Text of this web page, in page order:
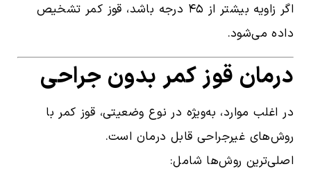
اگر زاویه بیشتر از ۴۵ درجه باشد، قوز کمر تشخیص
داده می‌شود.
درمان قوز کمر بدون جراحی
در اغلب موارد، به‌ویژه در نوع وضعیتی، قوز کمر با
روش‌های غیرجراحی قابل درمان است.
اصلی‌ترین روش‌ها شامل: